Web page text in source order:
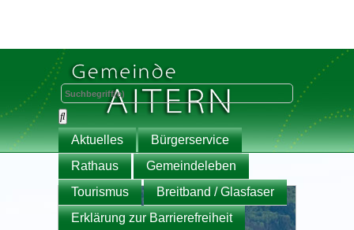
Aktuelles
Bürgerservice
Rathaus
Gemeindeleben
Tourismus
Breitband / Glasfaser
Erklärung zur Barrierefreiheit